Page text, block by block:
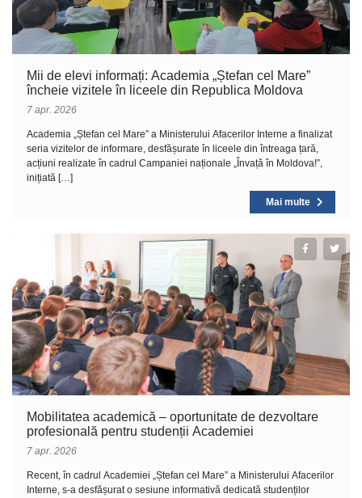
Mii de elevi informați: Academia „Ștefan cel Mare”
încheie vizitele în liceele din Republica Moldova
7 apr. 2026
Academia „Ștefan cel Mare” a Ministerului Afacerilor Interne a finalizat
seria vizitelor de informare, desfășurate în liceele din întreaga țară,
acțiuni realizate în cadrul Campaniei naționale „Învață în Moldova!”,
inițiată […]
Mai multe
Mobilitatea academică – oportunitate de dezvoltare
profesională pentru studenții Academiei
7 apr. 2026
Recent, în cadrul Academiei „Ștefan cel Mare” a Ministerului Afacerilor
Interne, s-a desfășurat o sesiune informativă dedicată studenților